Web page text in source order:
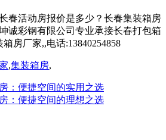
春活动房报价是多少？长春集装箱房
诚彩钢有限公司专业承接长春打包箱
房厂家,,电话:13840254858
,集装箱房,
：便捷空间的实用之选
：便捷空间的理想之选